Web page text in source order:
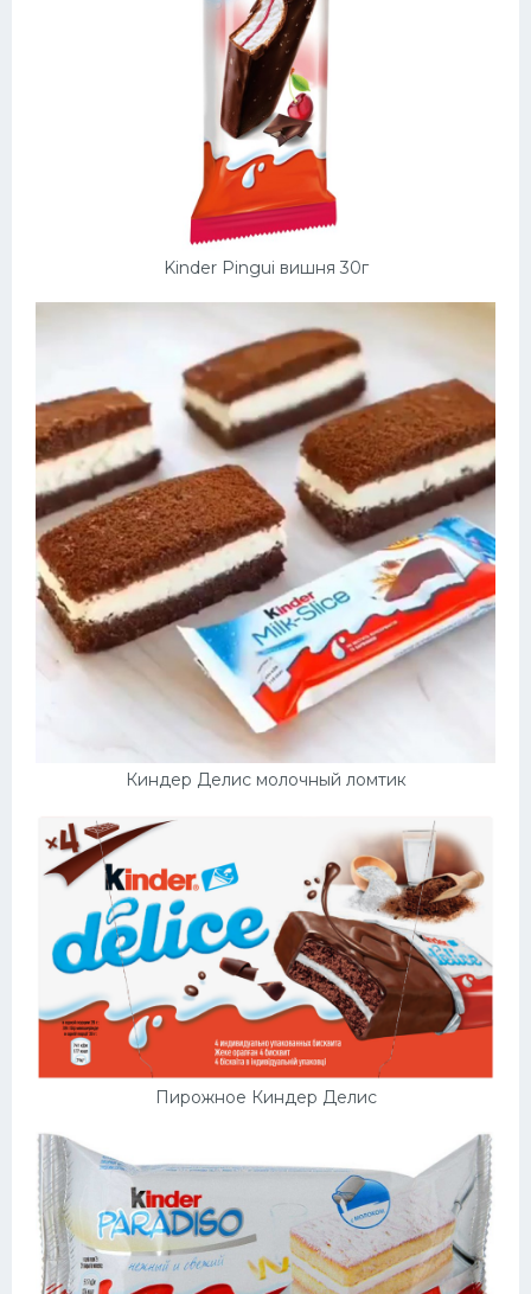
Kinder Pingui вишня 30г
Киндер Делис молочный ломтик
Пирожное Киндер Делис